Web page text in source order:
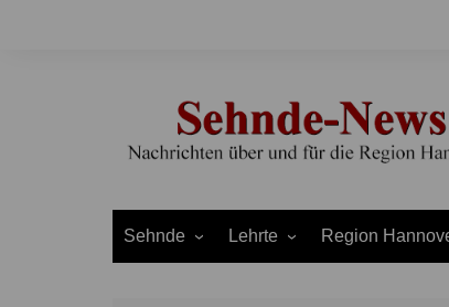
Sehnde Lehrte Region